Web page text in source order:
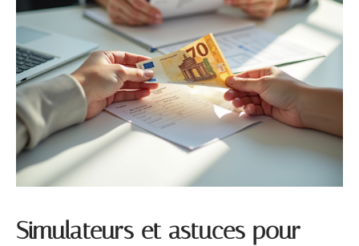
Simulateurs et astuces pour